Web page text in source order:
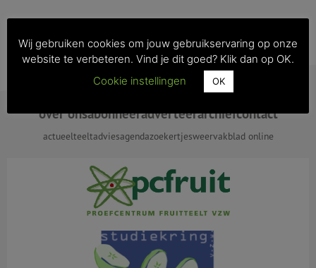
over onsabonneeradverteerarchiefcontact
actueelteeltadviesagendazoekertjesweervakblad online
Wij gebruiken cookies om jouw gebruikservaring op onze
website te verbeteren. Vind je dit goed? Klik dan op OK.
Cookie instellingen
OK